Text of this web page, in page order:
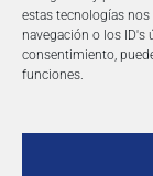
estas tecnologías
navegación o los ID's
consentimiento,
funciones.